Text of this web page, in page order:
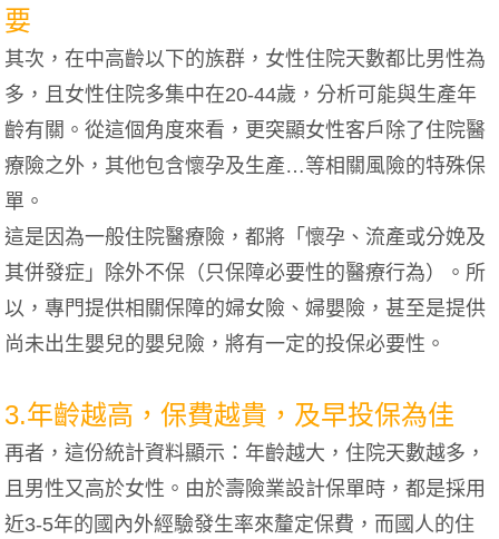
要
其次，在中高齡以下的族群，女性住院天數都比男性為
多，且女性住院多集中在20-44歲，分析可能與生產年
齡有關。從這個角度來看，更突顯女性客戶除了住院醫
療險之外，其他包含懷孕及生產…等相關風險的特殊保
單。
這是因為一般住院醫療險，都將「懷孕、流產或分娩及
其併發症」除外不保（只保障必要性的醫療行為）。所
以，專門提供相關保障的婦女險、婦嬰險，甚至是提供
尚未出生嬰兒的嬰兒險，將有一定的投保必要性。
3.年齡越高，保費越貴，及早投保為佳
再者，這份統計資料顯示：年齡越大，住院天數越多，
且男性又高於女性。由於壽險業設計保單時，都是採用
近3-5年的國內外經驗發生率來釐定保費，而國人的住